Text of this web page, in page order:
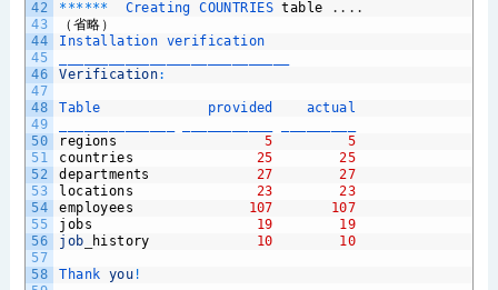
42
43
44
45
46
47
48
49
50
51
52
53
54
55
56
57
58
* ** *** Creating COUNTRIES table . . . .
（省略）
Installation verification
Verification:
Table provided actual
regions
5
5
countries
25
25
departments
27
27
locations
23
23
employees
107
107
jobs
19
19
job
history 10 10
Thank you !